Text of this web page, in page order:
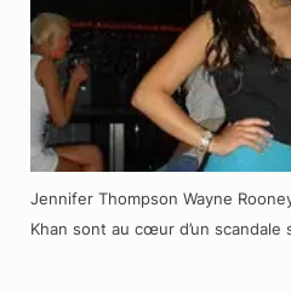
Jennifer Thompson Wayne
Khan sont au cœur d’un scandale